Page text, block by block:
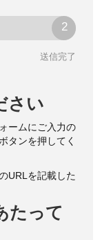
送信完了
さい
ームにご入力の
タンを押してく
URLを記載した
たって